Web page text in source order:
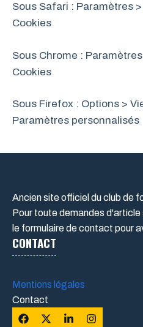
Sous Safari : Paramètres
Cookies
Sous Chrome :
Cookies
Sous Firefox : Options >
Paramètres personnalisés
Ancien site officiel du club de
Pour toute demandes
le formulaire de contact pour
CONTACT
Mentions légales
Contact